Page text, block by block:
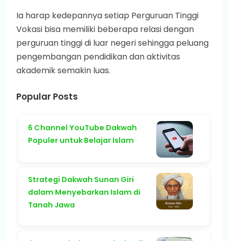
Ia harap kedepannya setiap Perguruan Tinggi
Vokasi bisa memiliki beberapa relasi dengan
perguruan tinggi di luar negeri sehingga peluang
pengembangan pendidikan dan aktivitas
akademik semakin luas.
Popular Posts
6 Channel YouTube Dakwah
Populer untuk Belajar Islam
Strategi Dakwah Sunan Giri
dalam Menyebarkan Islam di
Tanah Jawa